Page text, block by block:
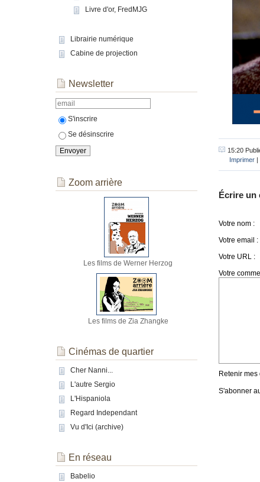
Livre d'or, FredMJG
Librairie numérique
Cabine de projection
Newsletter
S'inscrire
Se désinscrire
Zoom arrière
Les films de Werner Herzog
Les films de Zia Zhangke
Cinémas de quartier
Cher Nanni...
L'autre Sergio
L'Hispaniola
Regard Independant
Vu d'Ici (archive)
En réseau
Babelio
15:20
Imprimer |
Écrire un
Votre nom :
Votre email :
Votre URL :
Votre
Retenir mes
S'abonner